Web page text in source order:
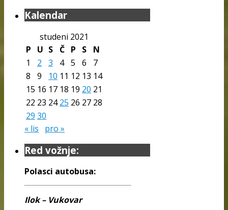
Kalendar
studeni 2021
P
U S Č P S
N
1
2 3 4 5 6
7
8
9 10 11 12 13 14
15 16 17 18 19 20 21
22 23 24 25 26 27 28
29 30
« lis
pro »
Red vožnje:
Polasci autobusa:
Ilok – Vukovar